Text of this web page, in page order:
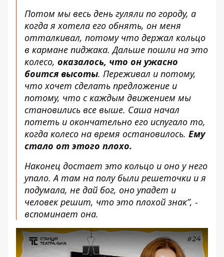
Потом мы весь день гуляли по городу, а
когда я хотела его обнять, он меня
отталкивал, потому что держал кольцо
в кармане пиджака. Дальше пошли на это
колесо, оказалось, что он ужасно
боится высоты. Переживал и потому,
что хочет сделать предложение и
потому, что с каждым движением мы
становились все выше. Саша начал
потеть и окончательно его испугало то,
когда колесо на время остановилось. Ему
стало от этого плохо.
Наконец достает это кольцо и оно у него
упало. А там на полу были решеточки и я
подумала, не дай бог, оно упадет и
человек решит, что это плохой знак”, -
вспоминает она.